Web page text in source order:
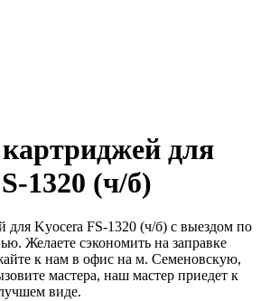
для
1320 (ч/б)
для Kyocera FS-1320 (ч/б) с выездом по
Желаете сэкономить на заправке
к нам в офис на м. Семеновскую,
мастера, наш мастер приедет к
виде.